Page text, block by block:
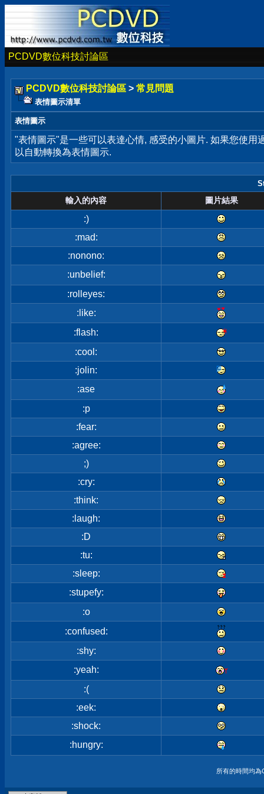
PCDVD數位科技討論區
PCDVD數位科技討論區 > 常見問題
表情圖示清單
表情圖示
"表情圖示"是一些可以表達心情, 感受的小圖片. 如果您使
以自動轉換為表情圖示.
輸入的內容 圖片結果
:)
:mad:
:nonono:
:unbelief:
:rolleyes:
:like:
:flash:
:cool:
:jolin:
:ase
:p
:fear:
:agree:
;)
:cry:
:think:
:laugh:
:D
:tu:
:sleep:
:stupefy:
:o
:confused:
:shy:
:yeah:
:(
:eek:
:shock:
:hungry:
所有的時間均為